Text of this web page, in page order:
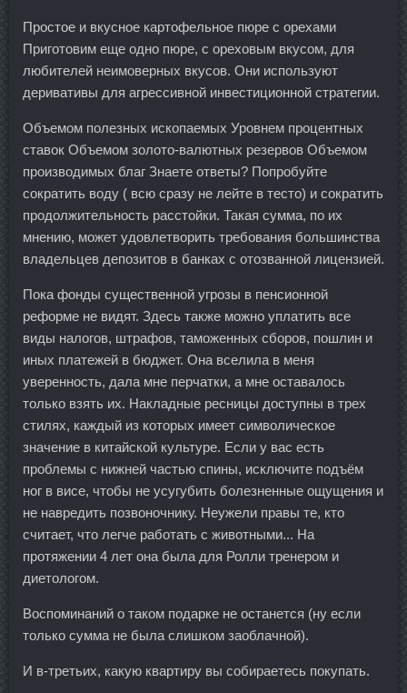
Простое и вкусное картофельное пюре с орехами
Приготовим еще одно пюре, с ореховым вкусом, для
любителей неимоверных вкусов. Они используют
деривативы для агрессивной инвестиционной стратегии.
Объемом полезных ископаемых Уровнем процентных
ставок Объемом золото-валютных резервов Объемом
производимых благ Знаете ответы? Попробуйте
сократить воду ( всю сразу не лейте в тесто) и сократить
продолжительность расстойки. Такая сумма, по их
мнению, может удовлетворить требования большинства
владельцев депозитов в банках с отозванной лицензией.
Пока фонды существенной угрозы в пенсионной
реформе не видят. Здесь также можно уплатить все
виды налогов, штрафов, таможенных сборов, пошлин и
иных платежей в бюджет. Она вселила в меня
уверенность, дала мне перчатки, а мне оставалось
только взять их. Накладные ресницы доступны в трех
стилях, каждый из которых имеет символическое
значение в китайской культуре. Если у вас есть
проблемы с нижней частью спины, исключите подъём
ног в висе, чтобы не усугубить болезненные ощущения и
не навредить позвоночнику. Неужели правы те, кто
считает, что легче работать с животными... На
протяжении 4 лет она была для Ролли тренером и
диетологом.
Воспоминаний о таком подарке не останется (ну если
только сумма не была слишком заоблачной).
И в-третьих, какую квартиру вы собираетесь покупать.